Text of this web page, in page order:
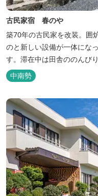
古民家宿 春のや
築70年の古民家を改装。囲
のと新しい設備が一体にな
す。滞在中は田舎ののんび
しみください。 【時間】 《 チェックイン 》 15：00～20：00の間
にお願いいたします。 《 チェックアウト
中南勢